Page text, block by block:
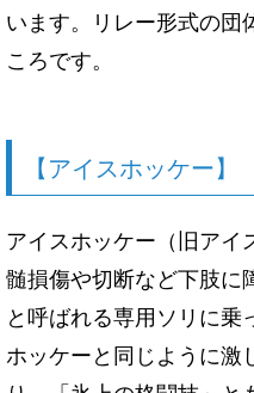
います。リレー形式の団
ころです。
【アイスホッケー】
アイスホッケー（旧アイ
髄損傷や切断など下肢に
と呼ばれる専用ソリに乗
ホッケーと同じように激